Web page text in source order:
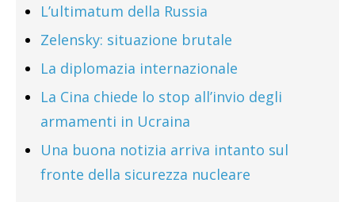
L’ultimatum della Russia
Zelensky: situazione brutale
La diplomazia internazionale
La Cina chiede lo stop all’invio degli
armamenti in Ucraina
Una buona notizia arriva intanto sul
fronte della sicurezza nucleare